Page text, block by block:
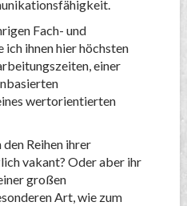
Fach- und
ihnen hier höchsten
einer
wertorientierten
Reihen ihrer
vakant? Oder aber ihr
großen
Art, wie zum